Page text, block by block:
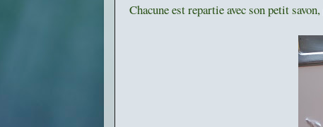
Chacune est repartie avec son petit